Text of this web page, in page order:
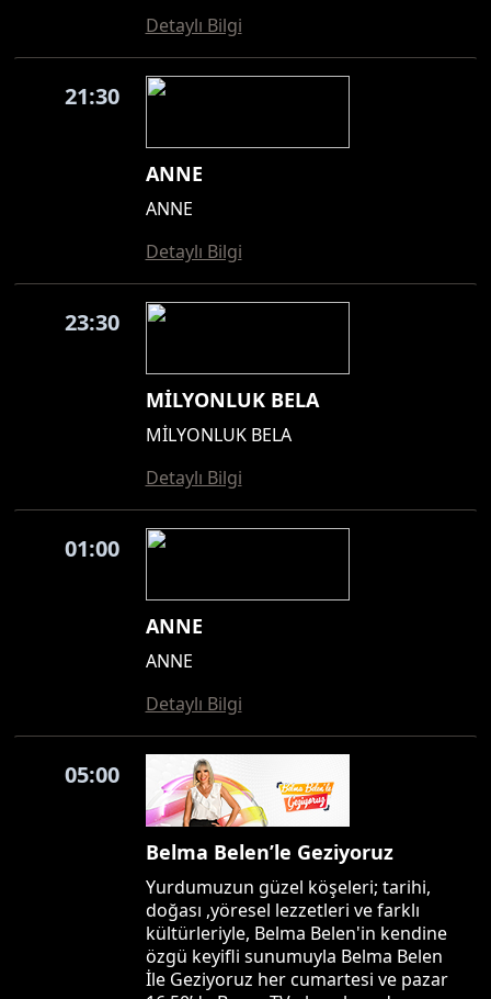
Detaylı Bilgi
21:30
ANNE
ANNE
Detaylı Bilgi
23:30
MİLYONLUK BELA
MİLYONLUK BELA
Detaylı Bilgi
01:00
ANNE
ANNE
Detaylı Bilgi
05:00
Belma Belen’le Geziyoruz
Yurdumuzun güzel köşeleri; tarihi,
doğası ,yöresel lezzetleri ve farklı
kültürleriyle, Belma Belen'in kendine
özgü keyifli sunumuyla Belma Belen
İle Geziyoruz her cumartesi ve pazar